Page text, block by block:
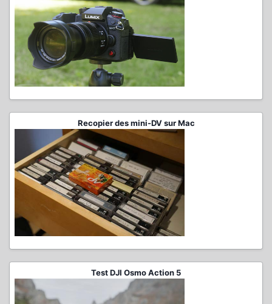
Recopier des mini-DV sur Mac
Test DJI Osmo Action 5